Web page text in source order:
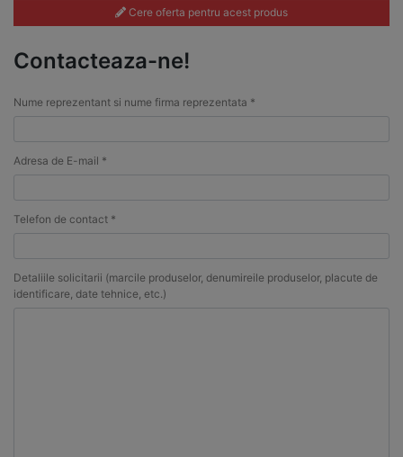
Cere oferta pentru acest produs
Contacteaza-ne!
Nume reprezentant si nume firma reprezentata *
Adresa de E-mail *
Telefon de contact *
Detaliile solicitarii (marcile produselor, denumireile produselor, placute de
identificare, date tehnice, etc.)